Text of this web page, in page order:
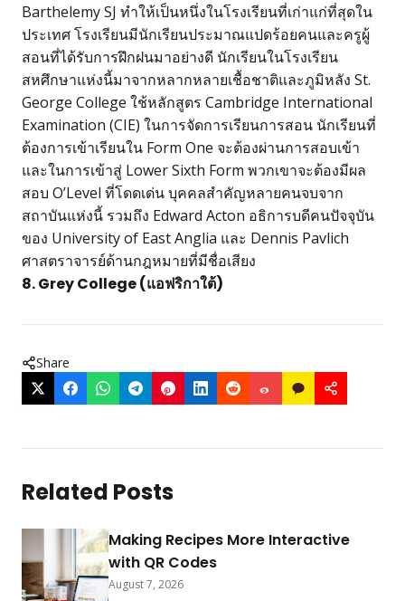
Barthelemy SJ ทำให้เป็นหนึ่งในโรงเรียนที่เก่าแก่ที่สุดใน
ประเทศ โรงเรียนมีนักเรียนประมาณแปดร้อยคนและครูผู้
สอนที่ได้รับการฝึกฝนมาอย่างดี นักเรียนในโรงเรียน
สหศึกษาแห่งนี้มาจากหลากหลายเชื้อชาติและภูมิหลัง St.
George College ใช้หลักสูตร Cambridge International
Examination (CIE) ในการจัดการเรียนการสอน นักเรียนที่
ต้องการเข้าเรียนใน Form One จะต้องผ่านการสอบเข้า
และในการเข้าสู่ Lower Sixth Form พวกเขาจะต้องมีผล
สอบ O’Level ที่โดดเด่น บุคคลสำคัญหลายคนจบจาก
สถาบันแห่งนี้ รวมถึง Edward Acton อธิการบดีคนปัจจุบัน
ของ University of East Anglia และ Dennis Pavlich
ศาสตราจารย์ด้านกฎหมายที่มีชื่อเสียง
8. Grey College (แอฟริกาใต้)
Share
Related Posts
Making Recipes More Interactive
with QR Codes
August 7, 2026